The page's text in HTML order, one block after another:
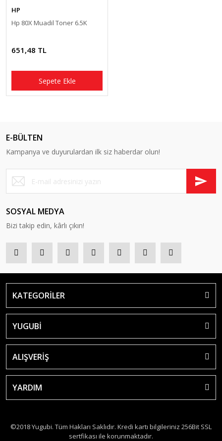
HP
Hp 80X Muadil Toner 6.5K
651,48 TL
Sepete Ekle
E-BÜLTEN
Kampanya ve duyurulardan ilk siz haberdar olun!
SOSYAL MEDYA
Bizi takip edin, kârlı çıkın!
KATEGORİLER
YUGUBİ
ALIŞVERİŞ
YARDIM
©2018 Yugubi. Tüm Hakları Saklıdır. Kredi kartı bilgileriniz 256Bit SSL
sertfikası ile korunmaktadır.